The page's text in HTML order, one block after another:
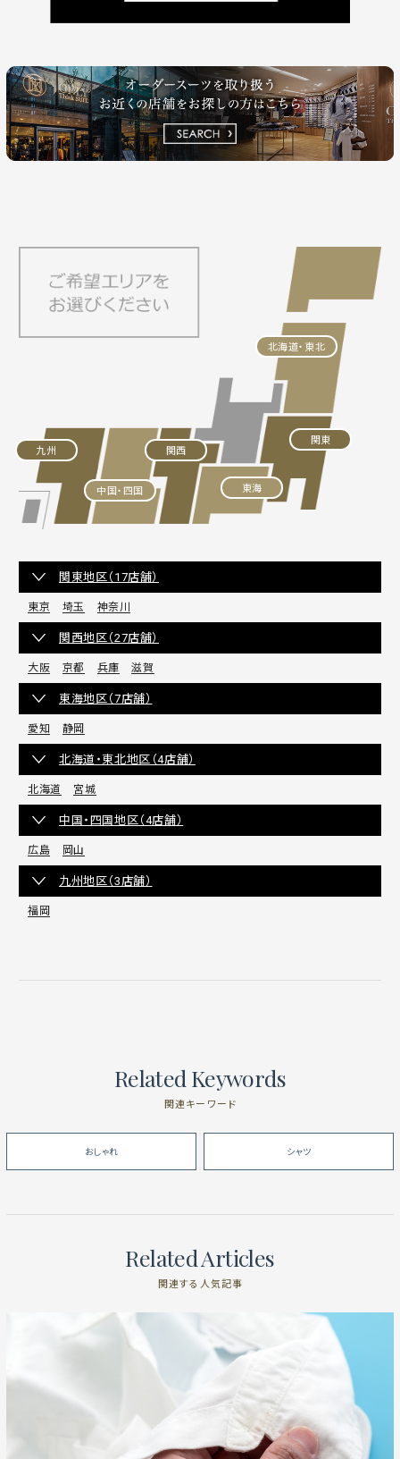
北海道・東北
関東
東海
関西
中国・四国
九州
関東地区（17店舗）
東京 埼玉 神奈川
関西地区（27店舗）
大阪 京都 兵庫 滋賀
東海地区（7店舗）
愛知 静岡
北海道・東北地区（4店舗）
北海道 宮城
中国・四国地区（4店舗）
広島 岡山
九州地区（3店舗）
福岡
Related Keywords
関連キーワード
おしゃれ シャツ
Related Articles
関連する人気記事